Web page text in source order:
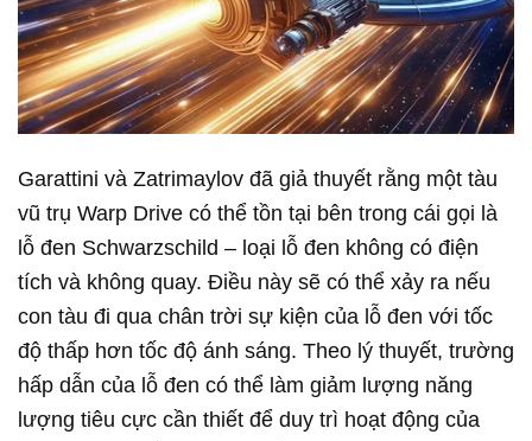
Garattini và Zatrimaylov đã giả thuyết rằng một tàu
vũ trụ Warp Drive có thể tồn tại bên trong cái gọi là
lỗ đen Schwarzschild – loại lỗ đen không có điện
tích và không quay. Điều này sẽ có thể xảy ra nếu
con tàu đi qua chân trời sự kiện của lỗ đen với tốc
độ thấp hơn tốc độ ánh sáng. Theo lý thuyết, trường
hấp dẫn của lỗ đen có thể làm giảm lượng năng
lượng tiêu cực cần thiết để duy trì hoạt động của